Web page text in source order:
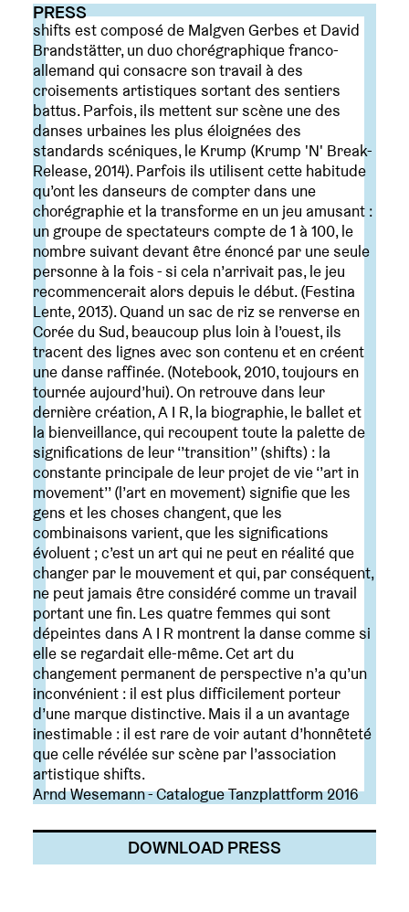
PRESS
shifts est composé de Malgven Gerbes et David
Brandstätter, un duo chorégraphique franco-
allemand qui consacre son travail à des
croisements artistiques sortant des sentiers
battus. Parfois, ils mettent sur scène une des
danses urbaines les plus éloignées des
standards scéniques, le Krump (Krump 'N' Break-
Release, 2014). Parfois ils utilisent cette habitude
qu’ont les danseurs de compter dans une
chorégraphie et la transforme en un jeu amusant :
un groupe de spectateurs compte de 1 à 100, le
nombre suivant devant être énoncé par une seule
personne à la fois - si cela n’arrivait pas, le jeu
recommencerait alors depuis le début. (Festina
Lente, 2013). Quand un sac de riz se renverse en
Corée du Sud, beaucoup plus loin à l’ouest, ils
tracent des lignes avec son contenu et en créent
une danse raffinée. (Notebook, 2010, toujours en
tournée aujourd’hui). On retrouve dans leur
dernière création, A I R, la biographie, le ballet et
la bienveillance, qui recoupent toute la palette de
significations de leur ‘’transition’’ (shifts) : la
constante principale de leur projet de vie ‘’art in
movement’’ (l’art en movement) signifie que les
gens et les choses changent, que les
combinaisons varient, que les significations
évoluent ; c’est un art qui ne peut en réalité que
changer par le mouvement et qui, par conséquent,
ne peut jamais être considéré comme un travail
portant une fin. Les quatre femmes qui sont
dépeintes dans A I R montrent la danse comme si
elle se regardait elle-même. Cet art du
changement permanent de perspective n’a qu’un
inconvénient : il est plus difficilement porteur
d’une marque distinctive. Mais il a un avantage
inestimable : il est rare de voir autant d’honnêteté
que celle révélée sur scène par l’association
artistique shifts.
Arnd Wesemann - Catalogue Tanzplattform 2016
DOWNLOAD PRESS